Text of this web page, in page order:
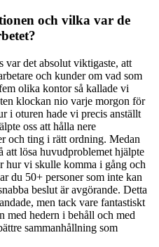
och vilka var de
var det absolut viktigaste, att
och kunder om vad som
olika kontor så kallade vi
klockan nio varje morgon för
i oturen hade vi precis anställt
oss att hålla nere
och ting i rätt ordning. Medan
att lösa huvudproblemet hjälpte
hur vi skulle komma i gång och
du 50+ personer som inte kan
beslut är avgörande. Detta
men tack vare fantastiskt
med hedern i behåll och med
sammanhållning som